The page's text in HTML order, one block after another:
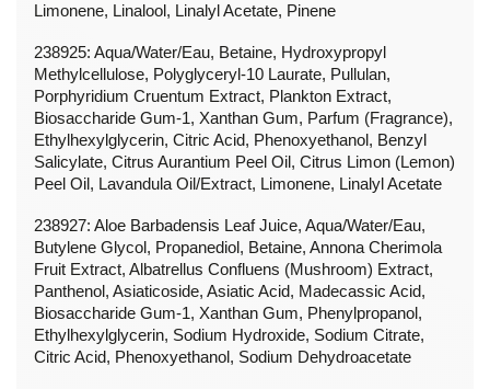
Limonene, Linalool, Linalyl Acetate, Pinene
238925: Aqua/Water/Eau, Betaine, Hydroxypropyl
Methylcellulose, Polyglyceryl-10 Laurate, Pullulan,
Porphyridium Cruentum Extract, Plankton Extract,
Biosaccharide Gum-1, Xanthan Gum, Parfum (Fragrance),
Ethylhexylglycerin, Citric Acid, Phenoxyethanol, Benzyl
Salicylate, Citrus Aurantium Peel Oil, Citrus Limon (Lemon)
Peel Oil, Lavandula Oil/Extract, Limonene, Linalyl Acetate
238927: Aloe Barbadensis Leaf Juice, Aqua/Water/Eau,
Butylene Glycol, Propanediol, Betaine, Annona Cherimola
Fruit Extract, Albatrellus Confluens (Mushroom) Extract,
Panthenol, Asiaticoside, Asiatic Acid, Madecassic Acid,
Biosaccharide Gum-1, Xanthan Gum, Phenylpropanol,
Ethylhexylglycerin, Sodium Hydroxide, Sodium Citrate,
Citric Acid, Phenoxyethanol, Sodium Dehydroacetate